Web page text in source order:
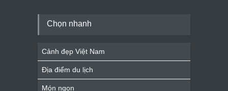
Chọn nhanh
Cảnh đẹp Việt Nam
Địa điểm du lịch
Món ngon